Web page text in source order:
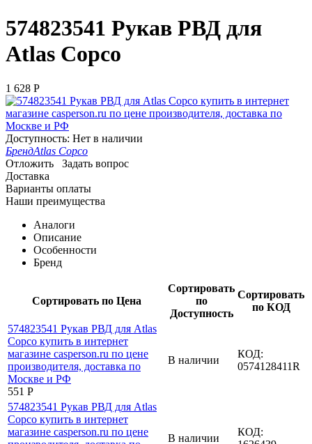
574823541 Рукав РВД для
Atlas Copco
1 628 Р
Доступность: Нет в наличии
БрендAtlas Copco
Отложить
Задать вопрос
Доставка
Варианты оплаты
Наши преимущества
Аналоги
Описание
Особенности
Бренд
Сортировать по Цена
Сортировать
по
Доступность
Сортировать
по КОД
‍551‍ Р
В наличии
КОД:
0574128411R
В наличии
КОД: